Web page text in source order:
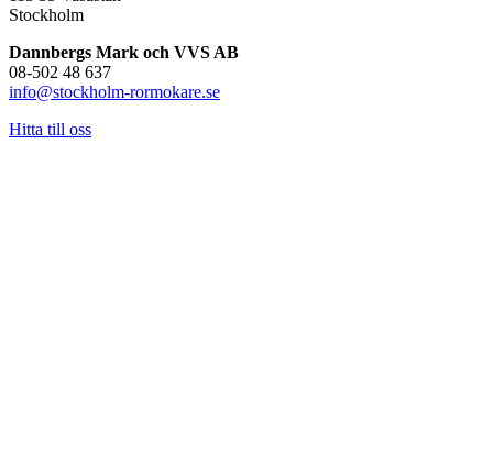
Stockholm
Dannbergs Mark och VVS AB
08-502 48 637
info@stockholm-rormokare.se
Hitta till oss